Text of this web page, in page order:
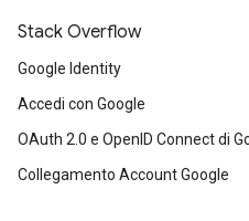
Stack Overflow
Google Identity
Accedi con Google
OAuth 2.0 e OpenID Connect di
Collegamento Account Google